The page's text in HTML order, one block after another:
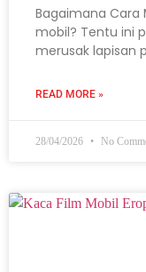
Bagaimana Cara
mobil? Tentu ini
merusak lapisan
READ MORE »
28/04/2026 No